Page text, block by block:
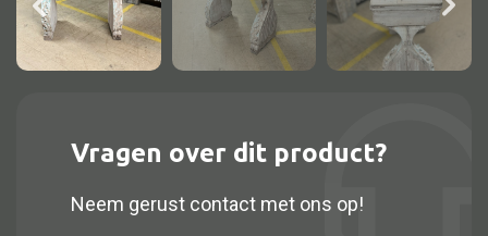
GlaskastVragen over dit product?
Neem gerust contact met ons op!